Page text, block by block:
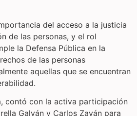
del acceso a la justicia
de las personas, y el rol
la Defensa Pública en la
de las personas
aquellas que se encuentran
contó con la activa participación
Galván y Carlos Zaván para